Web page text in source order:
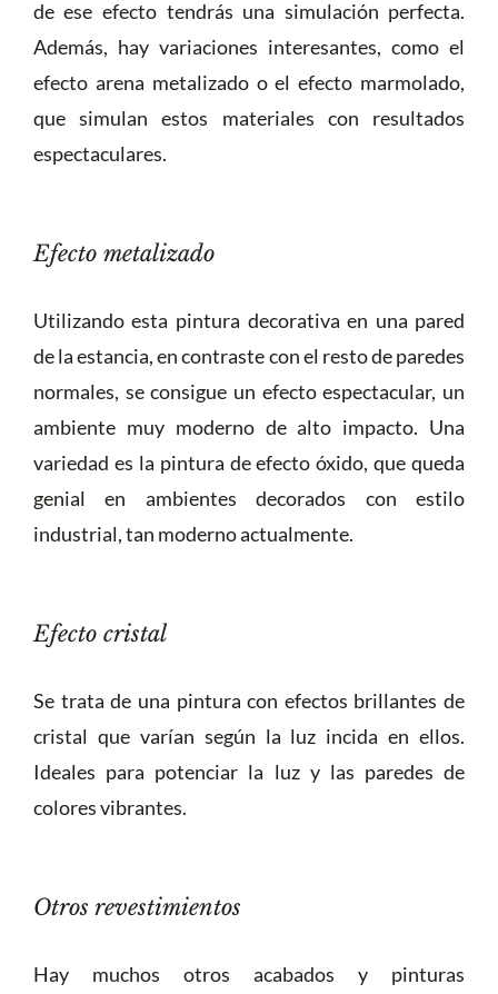
de ese efecto tendrás una simulación perfecta.
Además, hay variaciones interesantes, como el
efecto arena metalizado o el efecto marmolado,
que simulan estos materiales con resultados
espectaculares.
Efecto metalizado
Utilizando esta pintura decorativa en una pared
de la estancia, en contraste con el resto de paredes
normales, se consigue un efecto espectacular, un
ambiente muy moderno de alto impacto. Una
variedad es la pintura de efecto óxido, que queda
genial en ambientes decorados con estilo
industrial, tan moderno actualmente.
Efecto cristal
Se trata de una pintura con efectos brillantes de
cristal que varían según la luz incida en ellos.
Ideales para potenciar la luz y las paredes de
colores vibrantes.
Otros revestimientos
Hay muchos otros acabados y pinturas